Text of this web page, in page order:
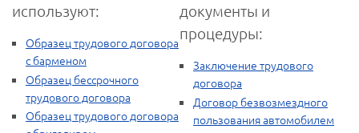
используют:
Образец трудового договора
с барменом
Образец бессрочного
трудового договора
Образец трудового договора
документы и
процедуры:
Заключение трудового
договора
Договор безвозмездного
пользования автомобилем